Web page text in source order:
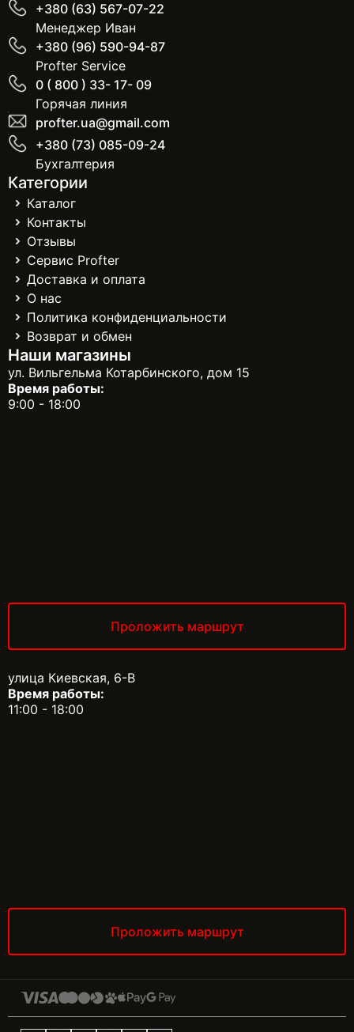
+380 (63) 567-07-22
Менеджер Иван
+380 (96) 590-94-87
Profter Service
0 ( 800 ) 33- 17- 09
Горячая линия
profter.ua@gmail.com
+380 (73) 085-09-24
Бухгалтерия
Категории
Каталог
Контакты
Отзывы
Сервис Profter
Доставка и оплата
О нас
Политика конфиденциальности
Возврат и обмен
Наши магазины
ул. Вильгельма Котарбинского, дом 15
Время работы:
9:00 - 18:00
Проложить маршрут
улица Киевская, 6-В
Время работы:
11:00 - 18:00
Проложить маршрут